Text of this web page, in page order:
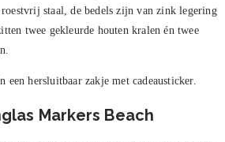
staal, de bedels zijn van zink legering
twee gekleurde houten kralen én twee
hersluitbaar zakje met cadeausticker.
Markers Beach